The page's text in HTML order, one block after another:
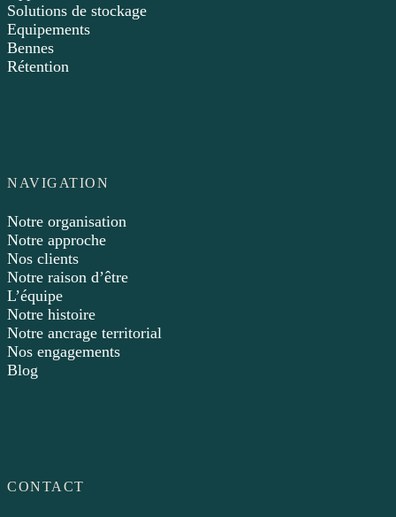
Solutions de stockage
Equipements
Bennes
Rétention
NAVIGATION
Notre organisation
Notre approche
Nos clients
Notre raison d’être
L’équipe
Notre histoire
Notre ancrage territorial
Nos engagements
Blog
CONTACT